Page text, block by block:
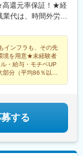
阪駅」より徒歩3分
務地※受動喫煙対
高還元率保証！★経
代は、時間外労働
阪：月給25万円～
関わらず40時間
円～※上記に記載
当・環境手当を含
。
インフラも、その先
境を用意★未経験者
・給与・モチベUP
部分（平均86％以
する